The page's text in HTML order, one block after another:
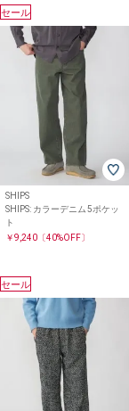
セール
SHIPS
SHIPS: カラーデニム 5ポケッ
ト
￥9,240〔40%OFF〕
セール